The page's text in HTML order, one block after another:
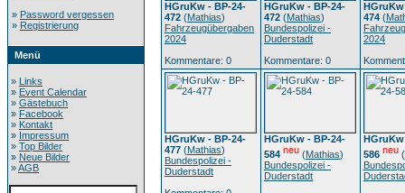
» Password vergessen
» Registrierung
Menü
» Links
» Event Calendar
» Gästebuch
» Facebook
» Kontakt
» Impressum
» Top Bilder
» Neue Bilder
»AGB
HGruKw - BP-24-
472 (Mathias)
Fahrzeugübergaben
2024
Kommentare: 0
HGruKw - BP-24-
472 (Mathias)
Bundespolizei -
Duderstadt
Kommentare: 0
474 (
2024
HGruKw - BP-24-
477 (Mathias)
Bundespolizei -
Duderstadt
HGruKw - BP-24-
584 neu (Mathias)
Bundespolizei -
Duderstadt
586 neu (